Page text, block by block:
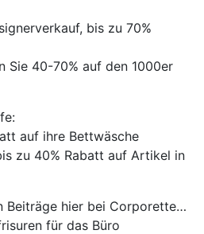
bis zu 70%
Sie 40-70% auf den 1000er
auf ihre Bettwäsche
zu 40% Rabatt auf Artikel in
Beiträge hier bei Corporette…
für das Büro